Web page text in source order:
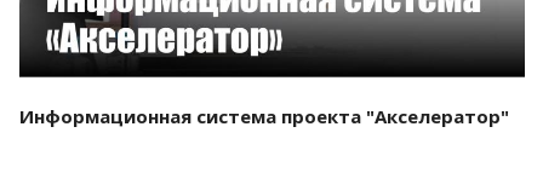
Информационная система проекта "Акселератор"